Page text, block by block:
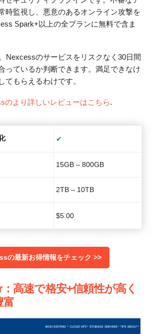
時監視し、悪意のあるオンライン攻撃を
Spark+以上の全プランに無料で含ま
。Nexcessのサービスをリスクなく30日間
っているか判断できます。満足できなけ
てもらえるわけです。
のより詳しいレビューはこちら.
✔
15GB – 800GB
2TB – 10TB
$5.00
の最新お得情報をチェック >>
高速で格安+信頼性が高く
富